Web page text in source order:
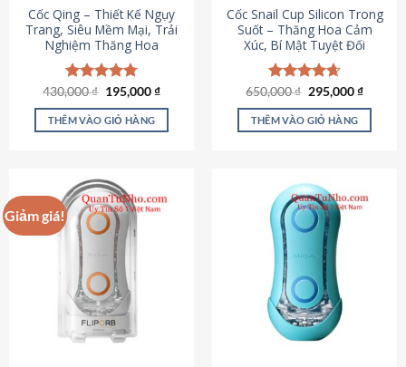
Cốc Qing – Thiết Kế Ngụy
Trang, Siêu Mềm Mại, Trải
Nghiệm Thăng Hoa
Được xếp
hạng4.78
5 sao
430,000₫ Giá
là:
430,000 ₫.
195,000₫Giá
tại
THÊM VÀO GIỎ HÀNG
Cốc Snail Cup Silicon Trong
Suốt – Thăng Hoa Cảm
Xúc, Bí Mật Tuyệt Đối
Được xếp
hạng4.69
5 sao
650,000₫ Giá
là:
650,000 ₫.
295,000₫Giá
tại
THÊM VÀO GIỎ HÀNG
Giảm giá!